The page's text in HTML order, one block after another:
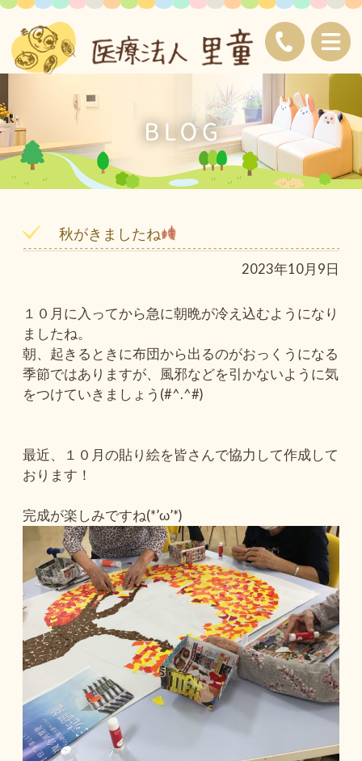
秋がきましたね
2023年10月9日
１０月に入ってから急に朝晩が冷え込むようになり
ましたね。
朝、起きるときに布団から出るのがおっくうになる
季節ではありますが、風邪などを引かないように気
をつけていきましょう(#^.^#)
最近、１０月の貼り絵を皆さんで協力して作成して
おります！
完成が楽しみですね(*’ω’*)